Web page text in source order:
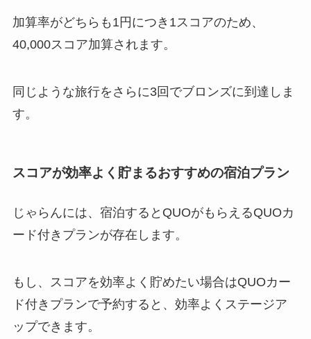
加算率がどちらも1円につき1スコアのため、
40,000スコア加算されます。
同じような旅行をさらに3回でブロンズに到達しま
す。
スコアが効率よく貯まるおすすめの宿泊プラン
じゃらんには、宿泊するとQUOがもらえるQUOカ
ード付きプランが存在します。
もし、スコアを効率よく貯めたい場合はQUOカー
ド付きプランで予約すると、効率よくステージア
ップできます。